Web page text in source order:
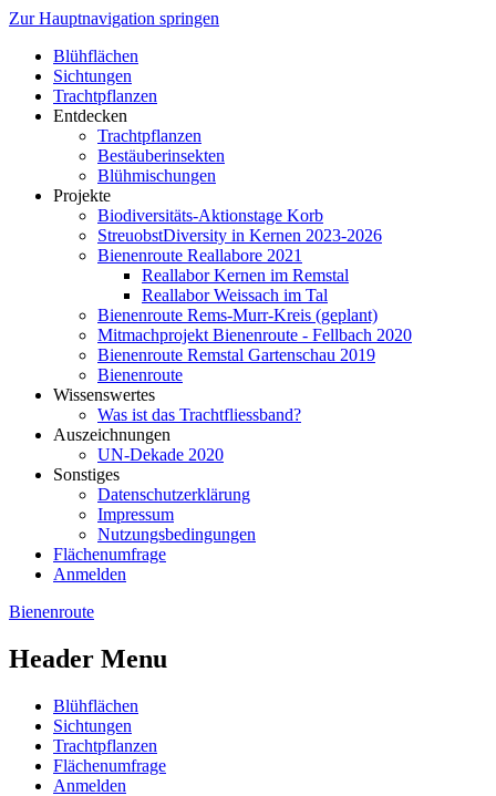
Zur Hauptnavigation springen
Blühflächen
Sichtungen
Trachtpflanzen
Entdecken
Trachtpflanzen
Bestäuberinsekten
Blühmischungen
Projekte
Biodiversitäts-Aktionstage Korb
StreuobstDiversity in Kernen 2023-2026
Bienenroute Reallabore 2021
Reallabor Kernen im Remstal
Reallabor Weissach im Tal
Bienenroute Rems-Murr-Kreis (geplant)
Mitmachprojekt Bienenroute - Fellbach 2020
Bienenroute Remstal Gartenschau 2019
Bienenroute
Wissenswertes
Was ist das Trachtfliessband?
Auszeichnungen
UN-Dekade 2020
Sonstiges
Datenschutzerklärung
Impressum
Nutzungsbedingungen
Flächenumfrage
Anmelden
Bienenroute
Header Menu
Blühflächen
Sichtungen
Trachtpflanzen
Flächenumfrage
Anmelden